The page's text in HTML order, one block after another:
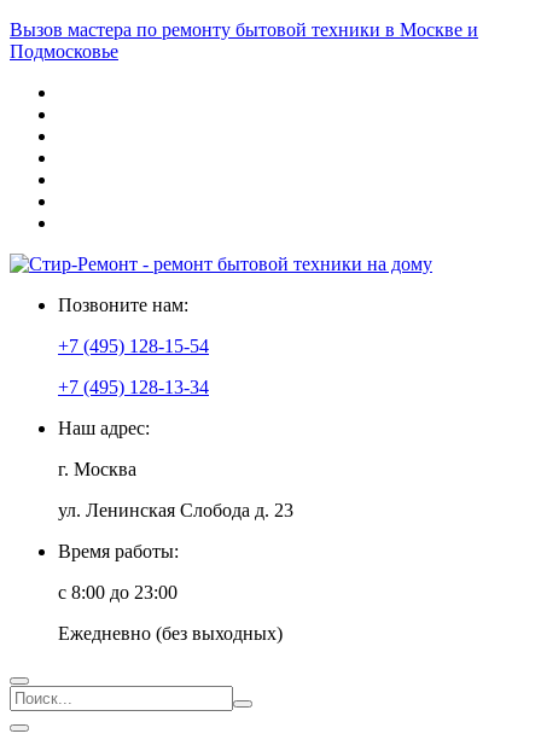
Вызов мастера по ремонту бытовой техники в Москве и
Подмосковье
Позвоните нам:
+7 (495) 128-15-54
+7 (495) 128-13-34
Наш адрес:
г. Москва
ул. Ленинская Слобода д. 23
Время работы:
с 8:00 до 23:00
Ежедневно (без выходных)